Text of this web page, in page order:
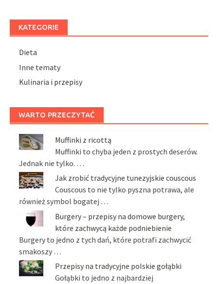
KATEGORIE
Dieta
Inne tematy
Kulinaria i przepisy
WARTO PRZECZYTAĆ
Muffinki z ricottą
Muffinki to chyba jeden z prostych deserów.
Jednak nie tylko. …
Jak zrobić tradycyjne tunezyjskie couscous
Couscous to nie tylko pyszna potrawa, ale
również symbol bogatej …
Burgery – przepisy na domowe burgery,
które zachwycą każde podniebienie
Burgery to jedno z tych dań, które potrafi zachwycić
smakoszy …
Przepisy na tradycyjne polskie gołąbki
Gołąbki to jedno z najbardziej